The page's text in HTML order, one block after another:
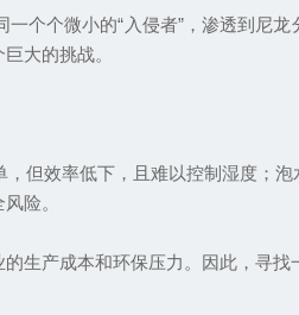
个个微小的“入侵者”，渗透到尼
大的挑战。
但效率低下，且难以控制湿度；
险。
生产成本和环保压力。因此，寻